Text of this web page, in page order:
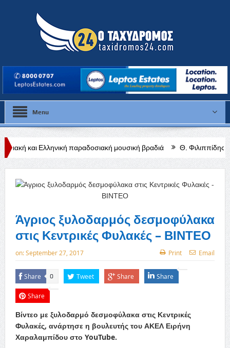
Menu
παραδοσιακή μουσική βραδιά Θ. Φιλιππίδης: Από τις ρίζες
Άγριος ξυλοδαρμός δεσμοφύλακα
στις Κεντρικές Φυλακές – ΒΙΝΤΕΟ
on:September 27, 2017 Print Email
Share 0 Tweet Share Share
Share
Βίντεο με ξυλοδαρμό δεσμοφύλακα στις Κεντρικές
Φυλακές, ανάρτησε η βουλευτής του ΑΚΕΛ Ειρήνη
Χαραλαμπίδου στο YouTube.